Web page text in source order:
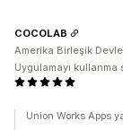
COCOLAB
Amerika Birleşik
Uygulamayı kullanma
Union Works Apps